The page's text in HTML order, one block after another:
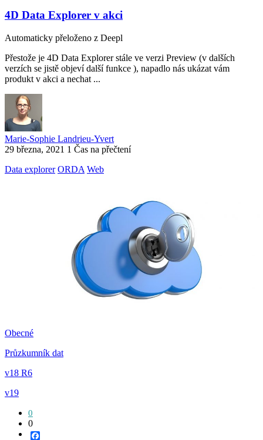
4D Data Explorer v akci
Automaticky přeloženo z Deepl
Přestože je 4D Data Explorer stále ve verzi Preview (v dalších
verzích se jistě objeví další funkce ), napadlo nás ukázat vám
produkt v akci a nechat ...
Marie-Sophie Landrieu-Yvert
29 března, 2021 1 Čas na přečtení
Data explorer ORDA Web
Obecné
Průzkumník dat
v18 R6
v19
0
0